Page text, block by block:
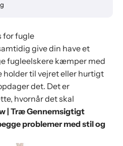
for fugle
give din have et
fugleelskere kæmper med
holder til vejret eller hurtigt
det. Det er
hvornår det skal
| Træ Gennemsigtigt
problemer med stil og